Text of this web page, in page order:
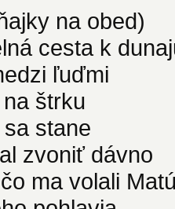
na obed)
cesta k
ľuďmi
štrku
stane
zvoniť dávno
ma volali